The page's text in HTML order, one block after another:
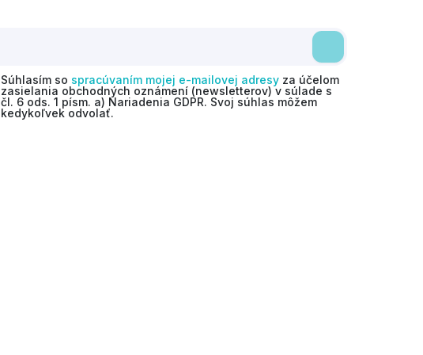
Súhlasím so spracúvaním mojej e-mailovej adresy za účelom
zasielania obchodných oznámení (newsletterov) v súlade s
čl. 6 ods. 1 písm. a) Nariadenia GDPR. Svoj súhlas môžem
kedykoľvek odvolať.